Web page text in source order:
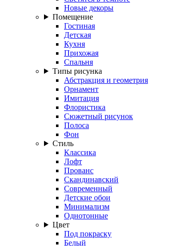
Новые декоры
Помещение
Гостиная
Детская
Кухня
Прихожая
Спальня
Типы рисунка
Абстракция и геометрия
Орнамент
Имитация
Флористика
Сюжетный рисунок
Полоса
Фон
Стиль
Классика
Лофт
Прованс
Скандинавский
Современный
Детские обои
Минимализм
Однотонные
Цвет
Под покраску
Белый